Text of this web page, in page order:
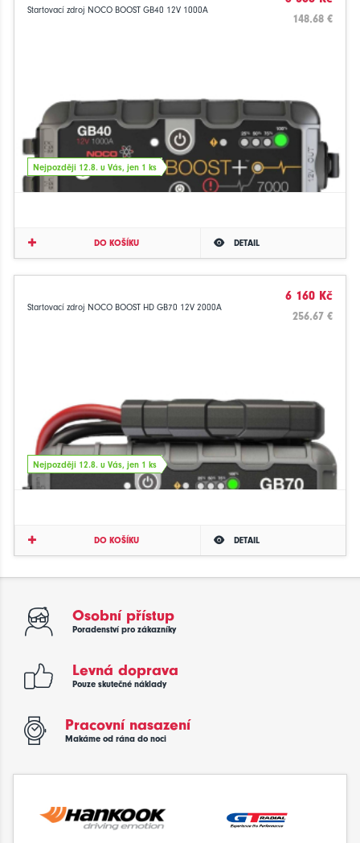
Startovací zdroj NOCO BOOST GB40 12V 1000A
148.68 €
Nejpozději 12.8. u Vás, jen 1 ks
DO KOŠÍKU DETAIL
Startovací zdroj NOCO BOOST HD GB70 12V 2000A
6 160 Kč
256.67 €
Nejpozději 12.8. u Vás, jen 1 ks
DO KOŠÍKU DETAIL
Osobní přístup
Poradenství pro zákazníky
Levná doprava
Pouze skutečné náklady
Pracovní nasazení
Makáme od rána do noci